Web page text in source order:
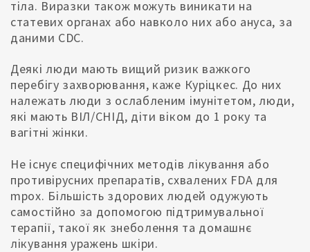
тіла. Виразки також можуть виникати на
статевих органах або навколо них або ануса, за
даними CDC.
Деякі люди мають вищий ризик важкого
перебігу захворювання, каже Куріцкес. До них
належать люди з ослабленим імунітетом, люди,
які мають ВІЛ/СНІД, діти віком до 1 року та
вагітні жінки.
Не існує специфічних методів лікування або
противірусних препаратів, схвалених FDA для
mpox. Більшість здорових людей одужують
самостійно за допомогою підтримувальної
терапії, такої як знеболення та домашнє
лікування уражень шкіри.